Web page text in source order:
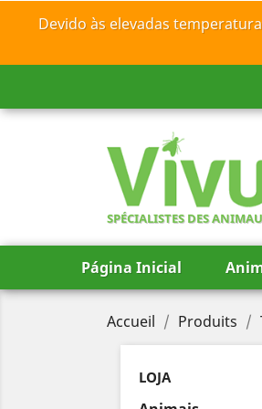
Devido às elevadas
SPÉCIALISTES DES
Página Inicial
Accueil Produits
LOJA